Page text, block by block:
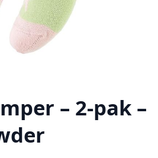
– 2-pak –